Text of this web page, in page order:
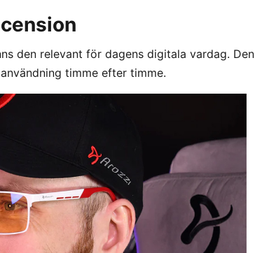
den relevant för dagens digitala vardag. Den
timme efter timme.